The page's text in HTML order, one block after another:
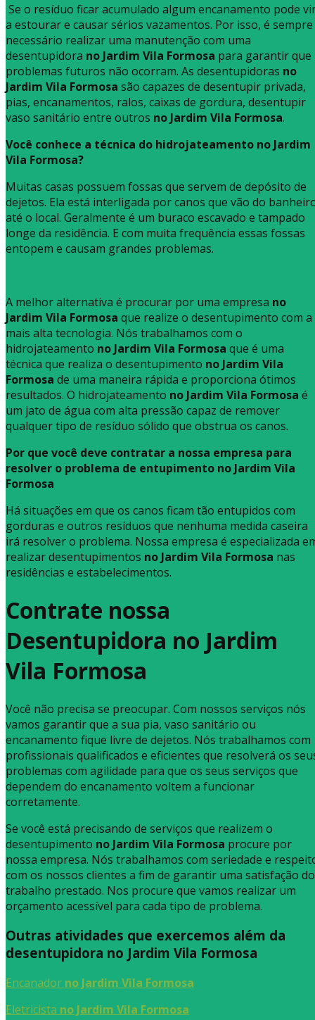
Se o resíduo ficar acumulado algum encanamento pode
a estourar e causar sérios vazamentos. Por isso, é sempre
necessário realizar uma manutenção com uma
desentupidora no Jardim Vila Formosa para garantir que
problemas futuros não ocorram. As desentupidoras no
Jardim Vila Formosa são capazes de desentupir privada,
pias, encanamentos, ralos, caixas de gordura, desentupir
vaso sanitário entre outros no Jardim Vila Formosa.
Você conhece a técnica do hidrojateamento no Jardim
Vila Formosa?
Muitas casas possuem fossas que servem de depósito de
dejetos. Ela está interligada por canos que vão do
até o local. Geralmente é um buraco escavado e tampado
longe da residência. E com muita frequência essas fossas
entopem e causam grandes problemas.
A melhor alternativa é procurar por uma empresa no
Jardim Vila Formosa que realize o desentupimento com a
mais alta tecnologia. Nós trabalhamos com o
hidrojateamento no Jardim Vila Formosa que é uma
técnica que realiza o desentupimento no Jardim Vila
Formosa de uma maneira rápida e proporciona ótimos
resultados. O hidrojateamento no Jardim Vila Formosa é
um jato de água com alta pressão capaz de remover
qualquer tipo de resíduo sólido que obstrua os canos.
Por que você deve contratar a nossa empresa para
resolver o problema de entupimento no Jardim Vila
Formosa
Há situações em que os canos ficam tão entupidos com
gorduras e outros resíduos que nenhuma medida caseira
irá resolver o problema. Nossa empresa é especializada
realizar desentupimentos no Jardim Vila Formosa nas
residências e estabelecimentos.
Contrate nossa
Desentupidora no Jardim
Vila Formosa
Você não precisa se preocupar. Com nossos serviços nós
vamos garantir que a sua pia, vaso sanitário ou
encanamento fique livre de dejetos. Nós trabalhamos com
profissionais qualificados e eficientes que resolverá os
problemas com agilidade para que os seus serviços que
dependem do encanamento voltem a funcionar
corretamente.
Se você está precisando de serviços que realizem o
desentupimento no Jardim Vila Formosa procure por
nossa empresa. Nós trabalhamos com seriedade e
com os nossos clientes a fim de garantir uma satisfação do
trabalho prestado. Nos procure que vamos realizar um
orçamento acessível para cada tipo de problema.
Outras atividades que exercemos além da
desentupidora no Jardim Vila Formosa
Encanador no Jardim Vila Formosa
Eletricista no Jardim Vila Formosa